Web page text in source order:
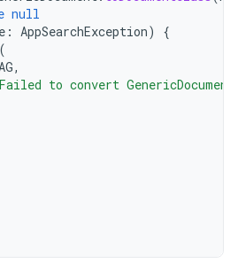
null
e : AppSearchException)
{
(
,
to convert